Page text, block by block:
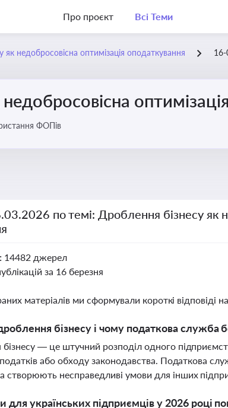
Про проєкт Всі Теми
як недобросовісна оптимізація оподаткування
ФОПів
по темі: Дроблення бізнесу як
14482 джерел
за 16 березня
матеріалів ми сформували короткі відповіді
бізнесу і чому податкова служба
— це штучний розподіл одного
податків або обходу законодавства. Податкова
створюють несправедливі умови для інших
для українських підприємців у 2026 році